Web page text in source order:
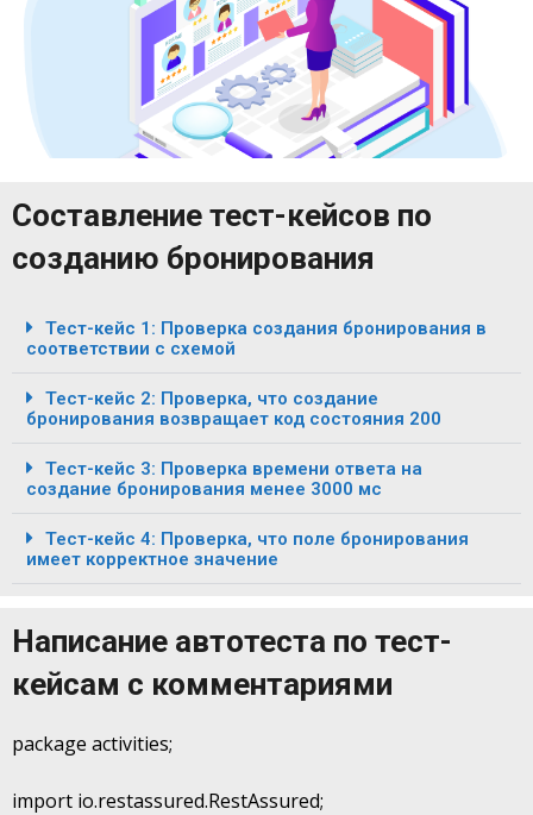
Составление тест-кейсов по
созданию бронирования
Тест-кейс 1: Проверка создания бронирования в
соответствии с схемой
Тест-кейс 2: Проверка, что создание
бронирования возвращает код состояния 200
Тест-кейс 3: Проверка времени ответа на
создание бронирования менее 3000 мс
Тест-кейс 4: Проверка, что поле бронирования
имеет корректное значение
Написание автотеста по тест-
кейсам с комментариями
package activities;
import io.restassured.RestAssured;